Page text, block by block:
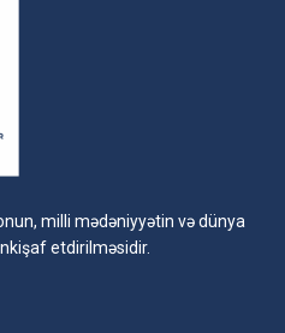
milli mədəniyyətin və dünya
etdirilməsidir.